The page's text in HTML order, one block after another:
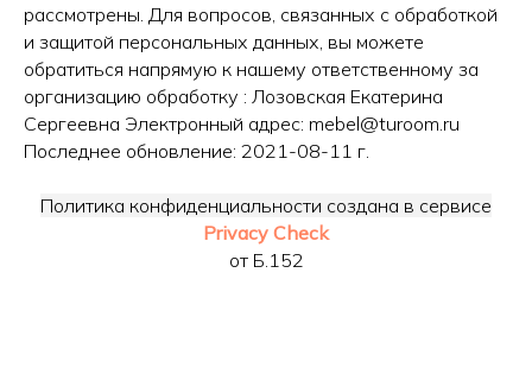
рассмотрены. Для вопросов, связанных с обработкой
и защитой персональных данных, вы можете
обратиться напрямую к нашему ответственному за
организацию обработку : Лозовская Екатерина
Сергеевна Электронный адрес: mebel@turoom.ru
Последнее обновление: 2021-08-11 г.
Политика конфиденциальности создана в сервисе
Privacy Check
от Б.152